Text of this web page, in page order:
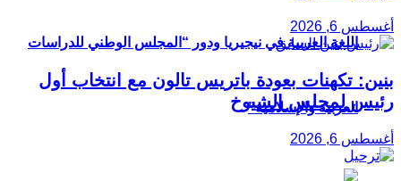
اللغة العربية في نيجيريا ودور “المجلس الوطني للدراسات
العربية والإسلامية”
أغسطس 6, 2026
بنين: تكهنات بعودة باتريس تالون مع انتخاب أول
رئيس لمجلس الشيوخ
أغسطس 6, 2026